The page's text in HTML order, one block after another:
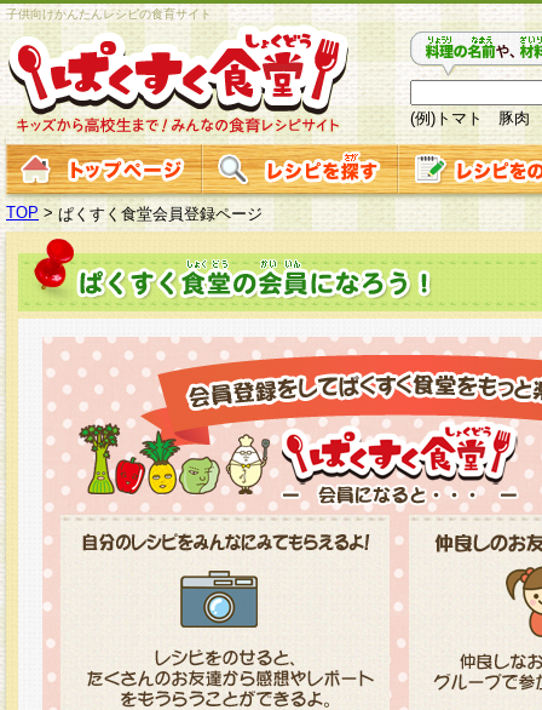
子供向けかんたんレシピの食育サイト
(例)トマト 豚肉
TOP > ぱくすく食堂会員登録ページ